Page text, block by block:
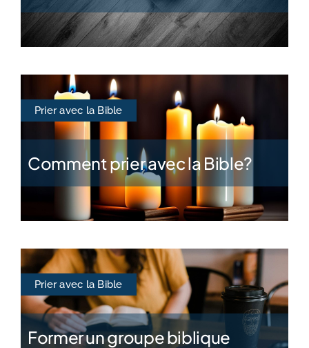
Prier avec la Bible
Comment prier avec la Bible?
Prier avec la Bible
Former un groupe biblique